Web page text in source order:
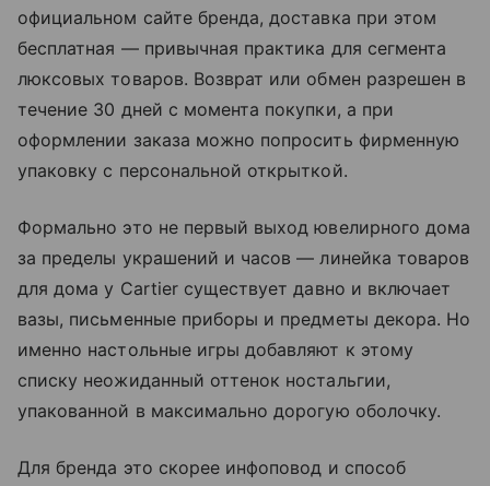
официальном сайте бренда, доставка при этом
бесплатная — привычная практика для сегмента
люксовых товаров. Возврат или обмен разрешен в
течение 30 дней с момента покупки, а при
оформлении заказа можно попросить фирменную
упаковку с персональной открыткой.
Формально это не первый выход ювелирного дома
за пределы украшений и часов — линейка товаров
для дома у Cartier существует давно и включает
вазы, письменные приборы и предметы декора. Но
именно настольные игры добавляют к этому
списку неожиданный оттенок ностальгии,
упакованной в максимально дорогую оболочку.
Для бренда это скорее инфоповод и способ